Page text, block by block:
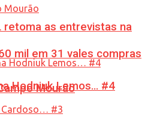
mil em 31 vales compras
Mourão
retoma as entrevistas na
Hodniuk Lemos… #4